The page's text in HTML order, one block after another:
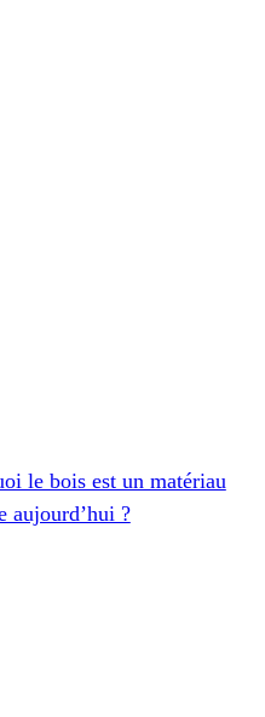
le bois est un matériau
aujourd’hui ?